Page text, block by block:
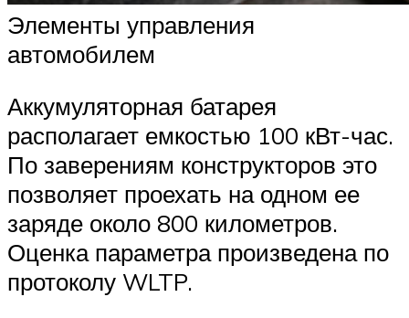
Элементы управления
автомобилем
Аккумуляторная батарея
располагает емкостью 100 кВт-час.
По заверениям конструкторов это
позволяет проехать на одном ее
заряде около 800 километров.
Оценка параметра произведена по
протоколу WLTP.